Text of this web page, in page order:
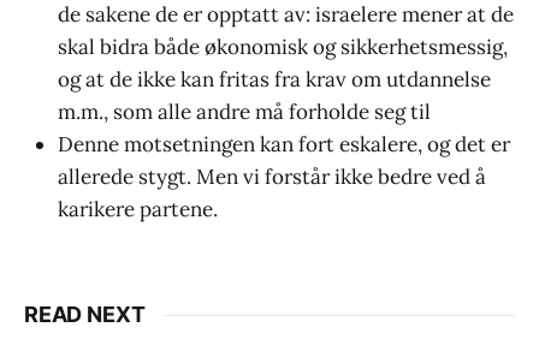
de sakene de er opptatt av: israelere mener at de
skal bidra både økonomisk og sikkerhetsmessig,
og at de ikke kan fritas fra krav om utdannelse
m.m., som alle andre må forholde seg til
Denne motsetningen kan fort eskalere, og det er
allerede stygt. Men vi forstår ikke bedre ved å
karikere partene.
READ NEXT